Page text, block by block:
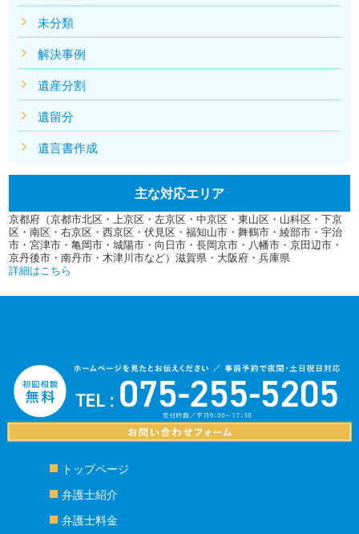
未分類
解決事例
遺産分割
遺留分
遺言書作成
主な対応エリア
京都府（京都市北区・上京区・左京区・中京区・東山区・山科区・下京
区・南区・右京区・西京区・伏見区・福知山市・舞鶴市・綾部市・宇治
市・宮津市・亀岡市・城陽市・向日市・長岡京市・八幡市・京田辺市・
京丹後市・南丹市・木津川市など）滋賀県・大阪府・兵庫県
詳細はこちら
トップページ
弁護士紹介
弁護士料金